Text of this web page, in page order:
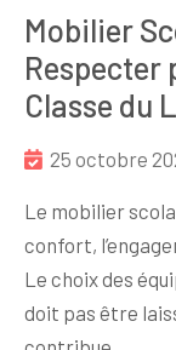
Mobilier
Respecter
Classe du
25 octobre
Le mobilier
confort,
Le choix des
doit pas être